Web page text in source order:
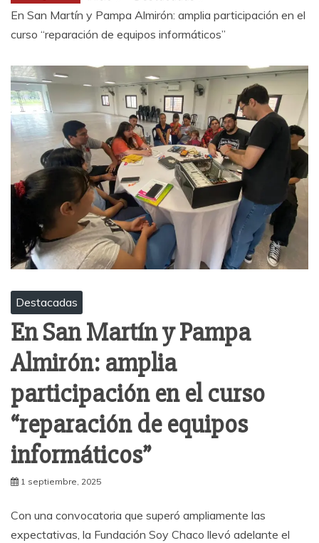
En San Martín y Pampa Almirón: amplia participación en el
curso “reparación de equipos informáticos”
Destacadas
En San Martín y Pampa
Almirón: amplia
participación en el curso
“reparación de equipos
informáticos”
1 septiembre, 2025
Con una convocatoria que superó ampliamente las
expectativas, la Fundación Soy Chaco llevó adelante el